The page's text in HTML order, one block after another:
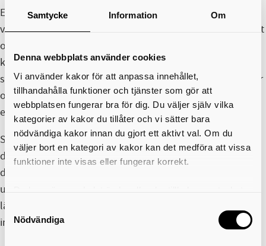
Samtycke Information Om
Denna webbplats använder cookies
Vi använder kakor för att anpassa innehållet,
tillhandahålla funktioner och tjänster som gör att
webbplatsen fungerar bra för dig. Du väljer själv vilka
kategorier av kakor du tillåter och vi sätter bara
nödvändiga kakor innan du gjort ett aktivt val. Om du
väljer bort en kategori av kakor kan det medföra att vissa
funktioner inte visas eller fungerar korrekt.
användning av kakor som du hittar längst ner på sidan
Samtyckesval
Nödvändiga
Efter utbildningen kommer du att ha kompetens att
vägleda kollegor i bemötandefrågor och i ett professionellt
och etiskt försvarbart arbetssätt. Du får också fördjupade
kunskaper om de lagar och riktlinjer som styr
stödpedagogens yrkesroll. Utbildningen ger dig kunskaper
och verktyg som krävs för att arbeta som stödpedagog på
ett kvalitetssäkert och professionellt sätt.
Som stödpedagog har du en central roll i social
dokumentation och i arbetet med att göra individen
delaktig i sin genomförandeplan. Under utbildningen
utvecklar du dina färdigheter i pedagogiska metoder och
lär dig att använda vägledande förhållningssätt både på
individ- och gruppnivå.